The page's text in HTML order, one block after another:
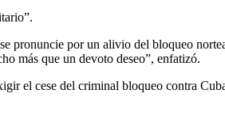
pronuncie por un alivio del bloqueo
más que un devoto deseo”, enfatizó.
el cese del criminal bloqueo contra